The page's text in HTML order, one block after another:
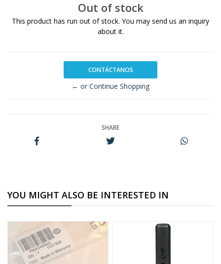
Out of stock
This product has run out of stock. You may send us an inquiry
about it.
CONTÁCTANOS
← or Continue Shopping
SHARE
YOU MIGHT ALSO BE INTERESTED IN